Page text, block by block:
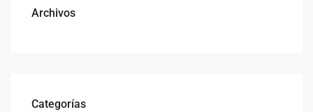
Archivos
Categorías